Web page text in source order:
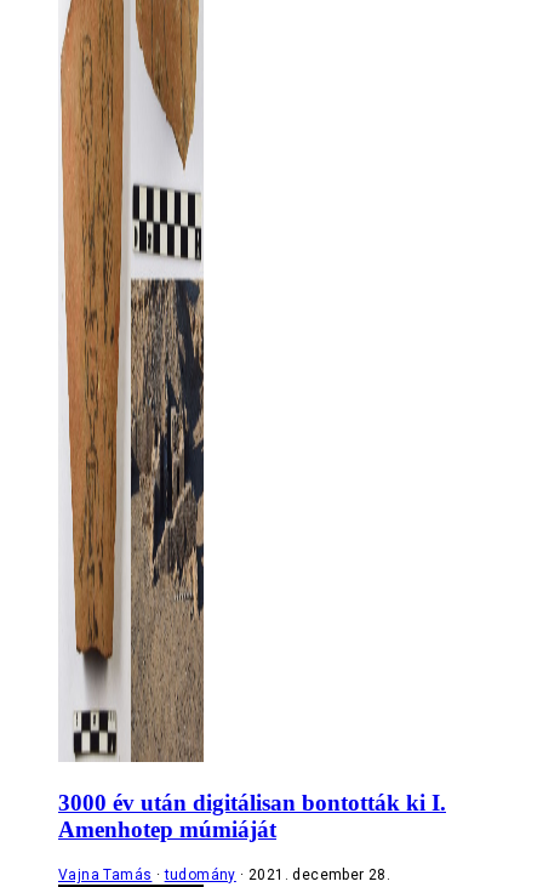
3000 év után digitálisan bontották ki I.
Amenhotep múmiáját
Vajna Tamás tudomány 2021. december 28.